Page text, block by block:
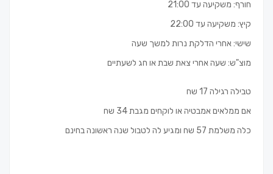
חורף: משקיעה עד 21:00
קיץ: משקיעה עד 22:00
שישי: אחרי הדלקת נרות למשך שעה
מוצ"ש: שעה אחרי צאת שבת או חג לשעתיים
טבילה רגילה 17 שח
אם ממלאים אמבטיה או לוקחים מגבת 34 שח
כלה משלמת 57 שח ומגיע לה לטבול שנה ראשונה בחינם